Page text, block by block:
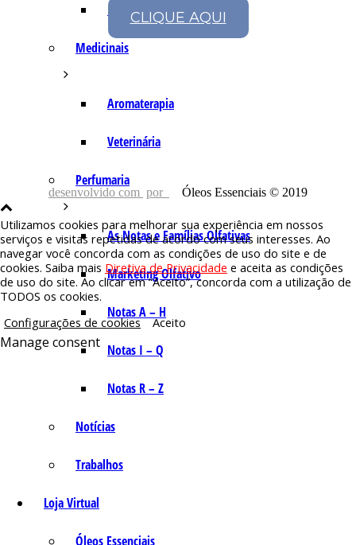
Fórmulas Caseiras
Medicinais
Aromaterapia
Veterinária
Perfumaria
As Notas e Famílias Olfativas
Marketing Olfativo
Notas A – H
Notas I – Q
Notas R – Z
Notícias
Trabalhos
Loja Virtual
Óleos Essenciais
CLIQUE AQUI
desenvolvido com por Óleos Essenciais © 2019
Utilizamos cookies para melhorar sua experiência em nossos
serviços e visitas repetidas de acordo com seus interesses. Ao
navegar você concorda com as condições de uso do site e de
cookies. Saiba mais Diretiva de Privacidade e aceita as condições
de uso do site. Ao clicar em “Aceito”, concorda com a utilização de
TODOS os cookies.
Configurações de cookies
Aceito
Manage consent